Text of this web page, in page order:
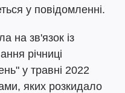
у повідомленні.
на зв'язок із
річниці
у травні 2022
яких розкидало